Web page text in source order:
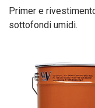
Primer e
sottofondi umidi.